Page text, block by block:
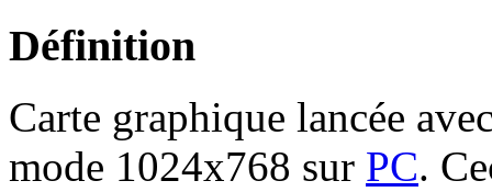
Définition
Carte graphique lancée
mode 1024x768 sur PC.